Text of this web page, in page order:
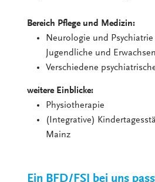
Bereich Pflege und Medizin:
Neurologie und Psychiatrie
Jugendliche und
Verschiedene
weitere Einblicke:
Physiotherapie
(Integrative)
Mainz